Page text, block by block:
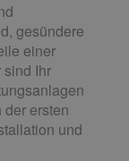
gesündere
einer
Ihr
ersten
und